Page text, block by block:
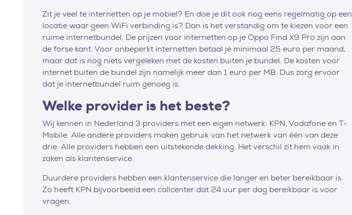
Zit je veel te internetten op je mobiel? En doe je dit ook nog eens regelmatig op een
locatie waar geen WiFi verbinding is? Dan is het verstandig om te kiezen voor een
ruime internetbundel. De prijzen voor internetten op je Oppo Find X9 Pro zijn aan
de forse kant. Voor onbeperkt internetten betaal je minimaal 25 euro per maand,
maar dat is nog niets vergeleken met de kosten buiten je bundel. De kosten voor
internet buiten de bundel zijn namelijk meer dan 1 euro per MB. Dus zorg ervoor
dat je internetbundel ruim genoeg is.
Welke provider is het beste?
Wij kennen in Nederland 3 providers met een eigen netwerk: KPN, Vodafone en T-
Mobile. Alle andere providers maken gebruik van het netwerk van één van deze
drie. Alle providers hebben een uitstekende dekking. Het verschil zit hem vaak in
zaken als klantenservice.
Duurdere providers hebben een klantenservice die langer en beter bereikbaar is.
Zo heeft KPN bijvoorbeeld een callcenter dat 24 uur per dag bereikbaar is voor
vragen.